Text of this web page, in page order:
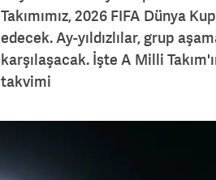
Takımımız, 2026 FIFA Dünya
edecek. Ay-yıldızlılar, grup
karşılaşacak. İşte A Milli
takvimi